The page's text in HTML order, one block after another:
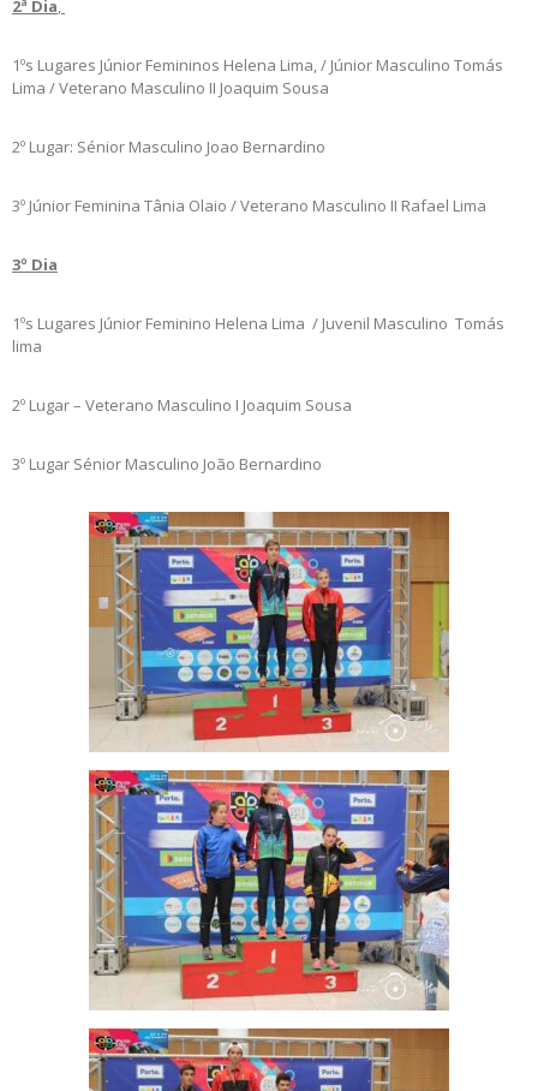
2ª Dia,
1ºs Lugares Júnior Femininos Helena Lima, / Júnior Masculino Tomás
Lima / Veterano Masculino II Joaquim Sousa
2º Lugar: Sénior Masculino Joao Bernardino
3º Júnior Feminina Tânia Olaio / Veterano Masculino II Rafael Lima
3º Dia
1ºs Lugares Júnior Feminino Helena Lima / Juvenil Masculino Tomás
lima
2º Lugar – Veterano Masculino I Joaquim Sousa
3º Lugar Sénior Masculino João Bernardino